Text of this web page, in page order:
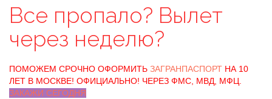
Все пропало? Вылет
через неделю?
ПОМОЖЕМ СРОЧНО ОФОРМИТЬ ЗАГРАНПАСПОРТ НА 10
ЛЕТ В МОСКВЕ! ОФИЦИАЛЬНО! ЧЕРЕЗ ФМС, МВД, МФЦ.
ЗАКАЖИ СЕГОДНЯ